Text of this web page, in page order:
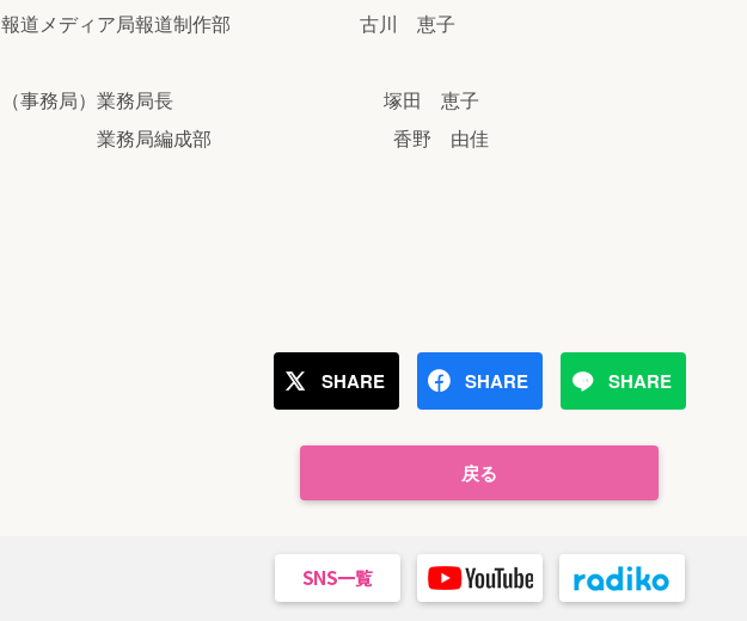
報道メディア局報道制作部 古川 恵子
（事務局）業務局長 塚田 恵子
業務局編成部 香野 由佳
SHARE SHARE SHARE
戻る